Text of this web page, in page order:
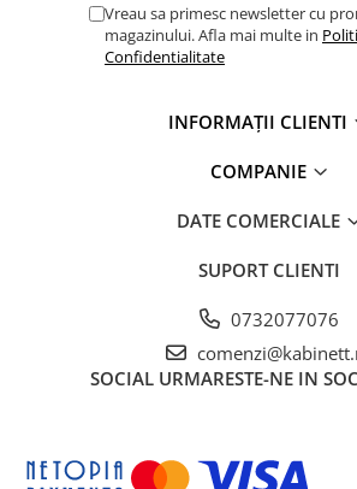
Vreau sa primesc newsletter cu
magazinului. Afla mai multe in
Confidentialitate
INFORMAȚII CLIENTI
COMPANIE
DATE COMERCIALE
SUPORT CLIENTI
0732077076
SOCIAL URMARESTE-NE IN